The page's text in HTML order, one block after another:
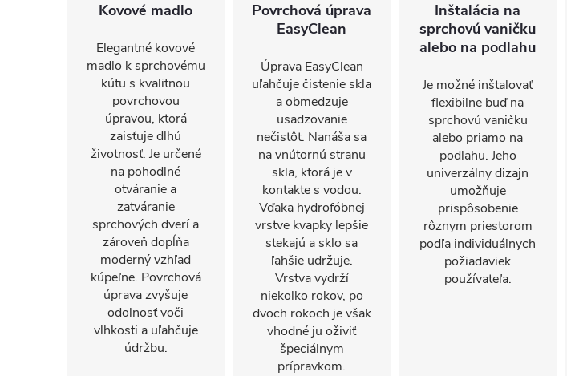
Kovové madlo
Elegantné kovové
madlo k sprchovému
kútu s kvalitnou
povrchovou
úpravou, ktorá
zaisťuje dlhú
životnosť. Je určené
na pohodlné
otváranie a
zatváranie
sprchových dverí a
zároveň dopĺňa
moderný vzhľad
kúpeľne. Povrchová
úprava zvyšuje
odolnosť voči
vlhkosti a uľahčuje
údržbu.
Povrchová úprava
EasyClean
Úprava EasyClean
uľahčuje čistenie skla
a obmedzuje
usadzovanie
nečistôt. Nanáša sa
na vnútornú stranu
skla, ktorá je v
kontakte s vodou.
Vďaka hydrofóbnej
vrstve kvapky lepšie
stekajú a sklo sa
ľahšie udržuje.
Vrstva vydrží
niekoľko rokov, po
dvoch rokoch je však
vhodné ju oživiť
špeciálnym
prípravkom.
Inštalácia na
sprchovú vaničku
alebo na podlahu
Je možné inštalovať
flexibilne buď na
sprchovú vaničku
alebo priamo na
podlahu. Jeho
univerzálny dizajn
umožňuje
prispôsobenie
rôznym priestorom
podľa individuálnych
požiadaviek
používateľa.